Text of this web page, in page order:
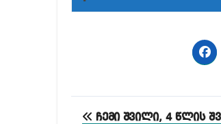
პოსტის
ჩემი შვილი, 4 წლის